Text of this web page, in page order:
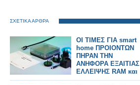
ΣΧΕΤΙΚΑ ΑΡΘΡΑ
ΟΙ ΤΙΜΕΣ ΓΙΑ smart
home ΠΡΟΙΟΝΤΩΝ
ΠΗΡΑΝ ΤΗΝ
ΑΝΗΦΟΡΑ ΕΞΑΙΤΙΑΣ
ΕΛΛΕΙΨΗΣ RAM και
chip